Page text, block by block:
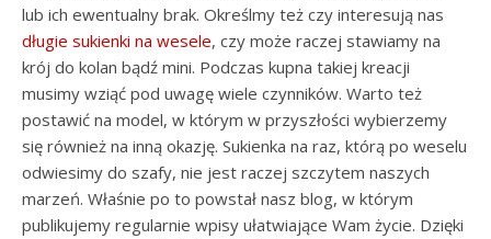
lub ich ewentualny brak. Określmy też czy interesują nas
długie sukienki na wesele, czy może raczej stawiamy na
krój do kolan bądź mini. Podczas kupna takiej kreacji
musimy wziąć pod uwagę wiele czynników. Warto też
postawić na model, w którym w przyszłości wybierzemy
się również na inną okazję. Sukienka na raz, którą po weselu
odwiesimy do szafy, nie jest raczej szczytem naszych
marzeń. Właśnie po to powstał nasz blog, w którym
publikujemy regularnie wpisy ułatwiające Wam życie. Dzięki